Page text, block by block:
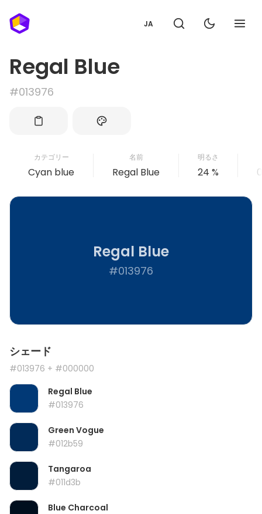
JA
Regal Blue
#013976
カテゴリー
Cyan blue
名前
Regal Blue
明るさ
24 %
Regal Blue
#013976
シェード
#013976 + #000000
Regal Blue
#013976
Green Vogue
#012b59
Tangaroa
#011d3b
Blue Charcoal